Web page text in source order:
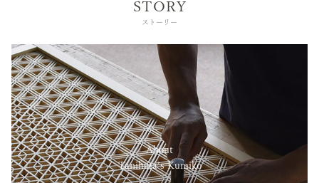
STORY
ストーリー
About
Tanihata’s Kumiko